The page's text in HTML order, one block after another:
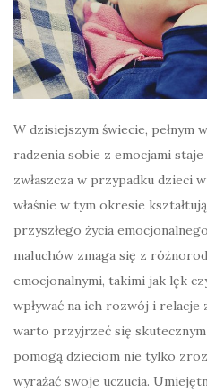
W dzisiejszym świecie, pełnym
radzenia sobie z emocjami
zwłaszcza w przypadku dzieci
właśnie w tym okresie
przyszłego życia
maluchów zmaga się z
emocjonalnymi, takimi jak lęk
wpływać na ich rozwój i
warto przyjrzeć się
pomogą dzieciom nie tylko
wyrażać swoje uczucia.